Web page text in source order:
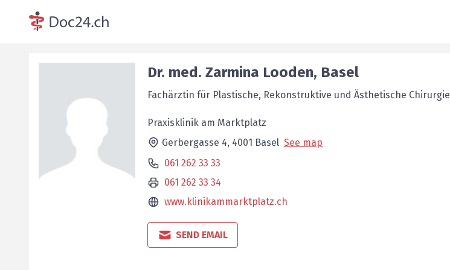
Dr. med. Zarmina Looden, Basel
Fachärztin für Plastische, Rekonstruktive und Ästhetische Chirurgie
Praxisklinik am Marktplatz
Gerbergasse 4, 4001 Basel See map
061 262 33 33
061 262 33 34
www.klinikammarktplatz.ch
SEND EMAIL